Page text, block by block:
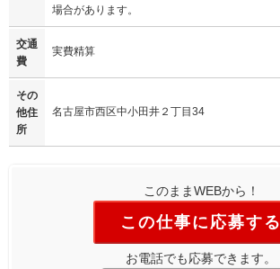
場合があります。
交通
費
実費精算
その
他住
所
名古屋市西区中小田井２丁目34
このままWEBから！
この仕事に応募する
お電話でも応募できます。